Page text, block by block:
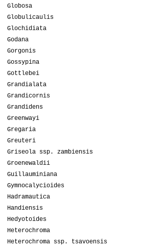
Globosa
Globulicaulis
Glochidiata
Godana
Gorgonis
Gossypina
Gottlebei
Grandialata
Grandicornis
Grandidens
Greenwayi
Gregaria
Greuteri
Griseola ssp. zambiensis
Groenewaldii
Guillauminiana
Gymnocalycioides
Hadramautica
Handiensis
Hedyotoides
Heterochroma
Heterochroma ssp. tsavoensis